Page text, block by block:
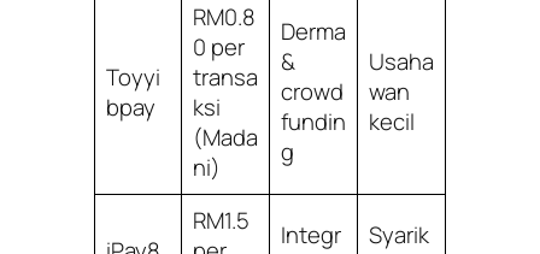
Toyyi
bpay
RM0.8
0 per
transa
ksi
(Mada
ni)
Derma
&
crowd
fundin
g
Usaha
wan
kecil
RM1.5
Integr
Syarik